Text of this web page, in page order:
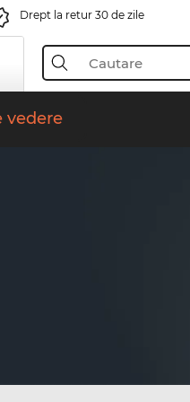
Drept la retur 30 de zile
vedere